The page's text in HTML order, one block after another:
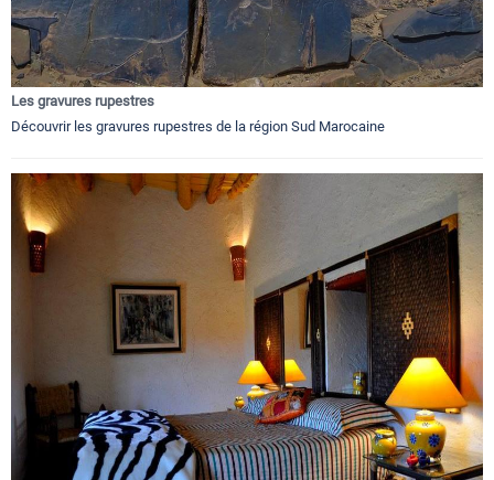
Les gravures rupestres
Découvrir les gravures rupestres de la région Sud Marocaine